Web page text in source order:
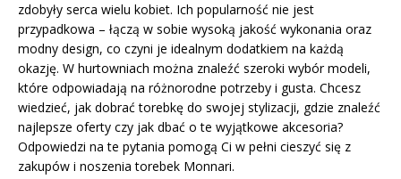
zdobyły serca wielu kobiet. Ich popularność nie jest
przypadkowa – łączą w sobie wysoką jakość wykonania oraz
modny design, co czyni je idealnym dodatkiem na każdą
okazję. W hurtowniach można znaleźć szeroki wybór modeli,
które odpowiadają na różnorodne potrzeby i gusta. Chcesz
wiedzieć, jak dobrać torebkę do swojej stylizacji, gdzie znaleźć
najlepsze oferty czy jak dbać o te wyjątkowe akcesoria?
Odpowiedzi na te pytania pomogą Ci w pełni cieszyć się z
zakupów i noszenia torebek Monnari.